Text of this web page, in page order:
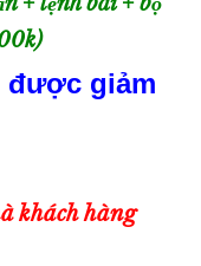
được giảm
khách hàng